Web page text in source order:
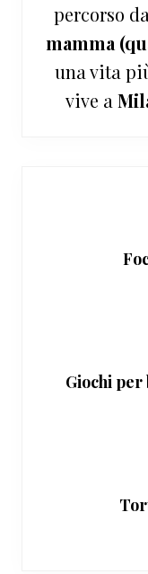
percorso
mamma
una vita
vive a
Giochi